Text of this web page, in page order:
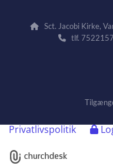
 Sct. Jacobi Kirke,
tlf.
Privatlivspolitik